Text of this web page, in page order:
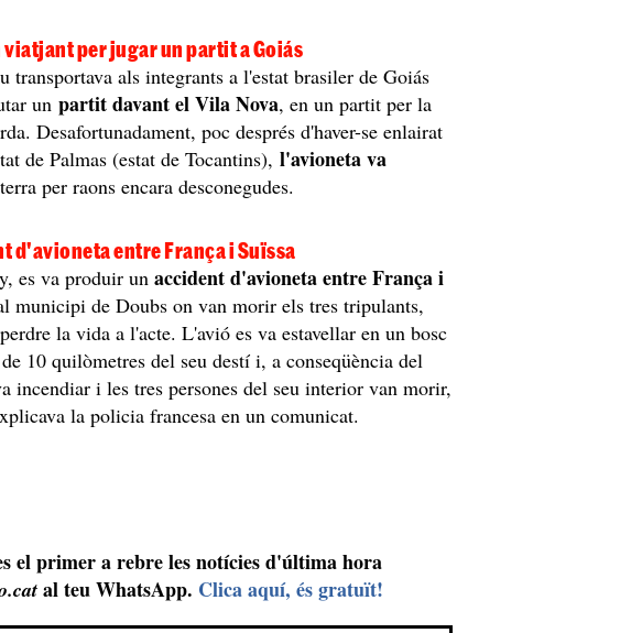
viatjant per jugar un partit a Goiás
transportava als integrants a l'estat brasiler de Goiás
unpartit davant el Vila Nova, en un partit per la
Desafortunadament, poc després d'haver-se enlairat
de Palmas (estat de Tocantins),l'avioneta va
per raons encara desconegudes.
d'avioneta entre França i Suïssa
es va produir un accident d'avioneta entre França i
municipi de Doubs on van morir els tres tripulants,
la vida a l'acte. L'avió es va estavellar en un bosc
10 quilòmetres del seu destí i, a conseqüència del
incendiar i les tres persones del seu interior van morir,
la policia francesa en un comunicat.
el primer a rebre les notícies d'última hora
al teu WhatsApp. Clica aquí, és gratuït!